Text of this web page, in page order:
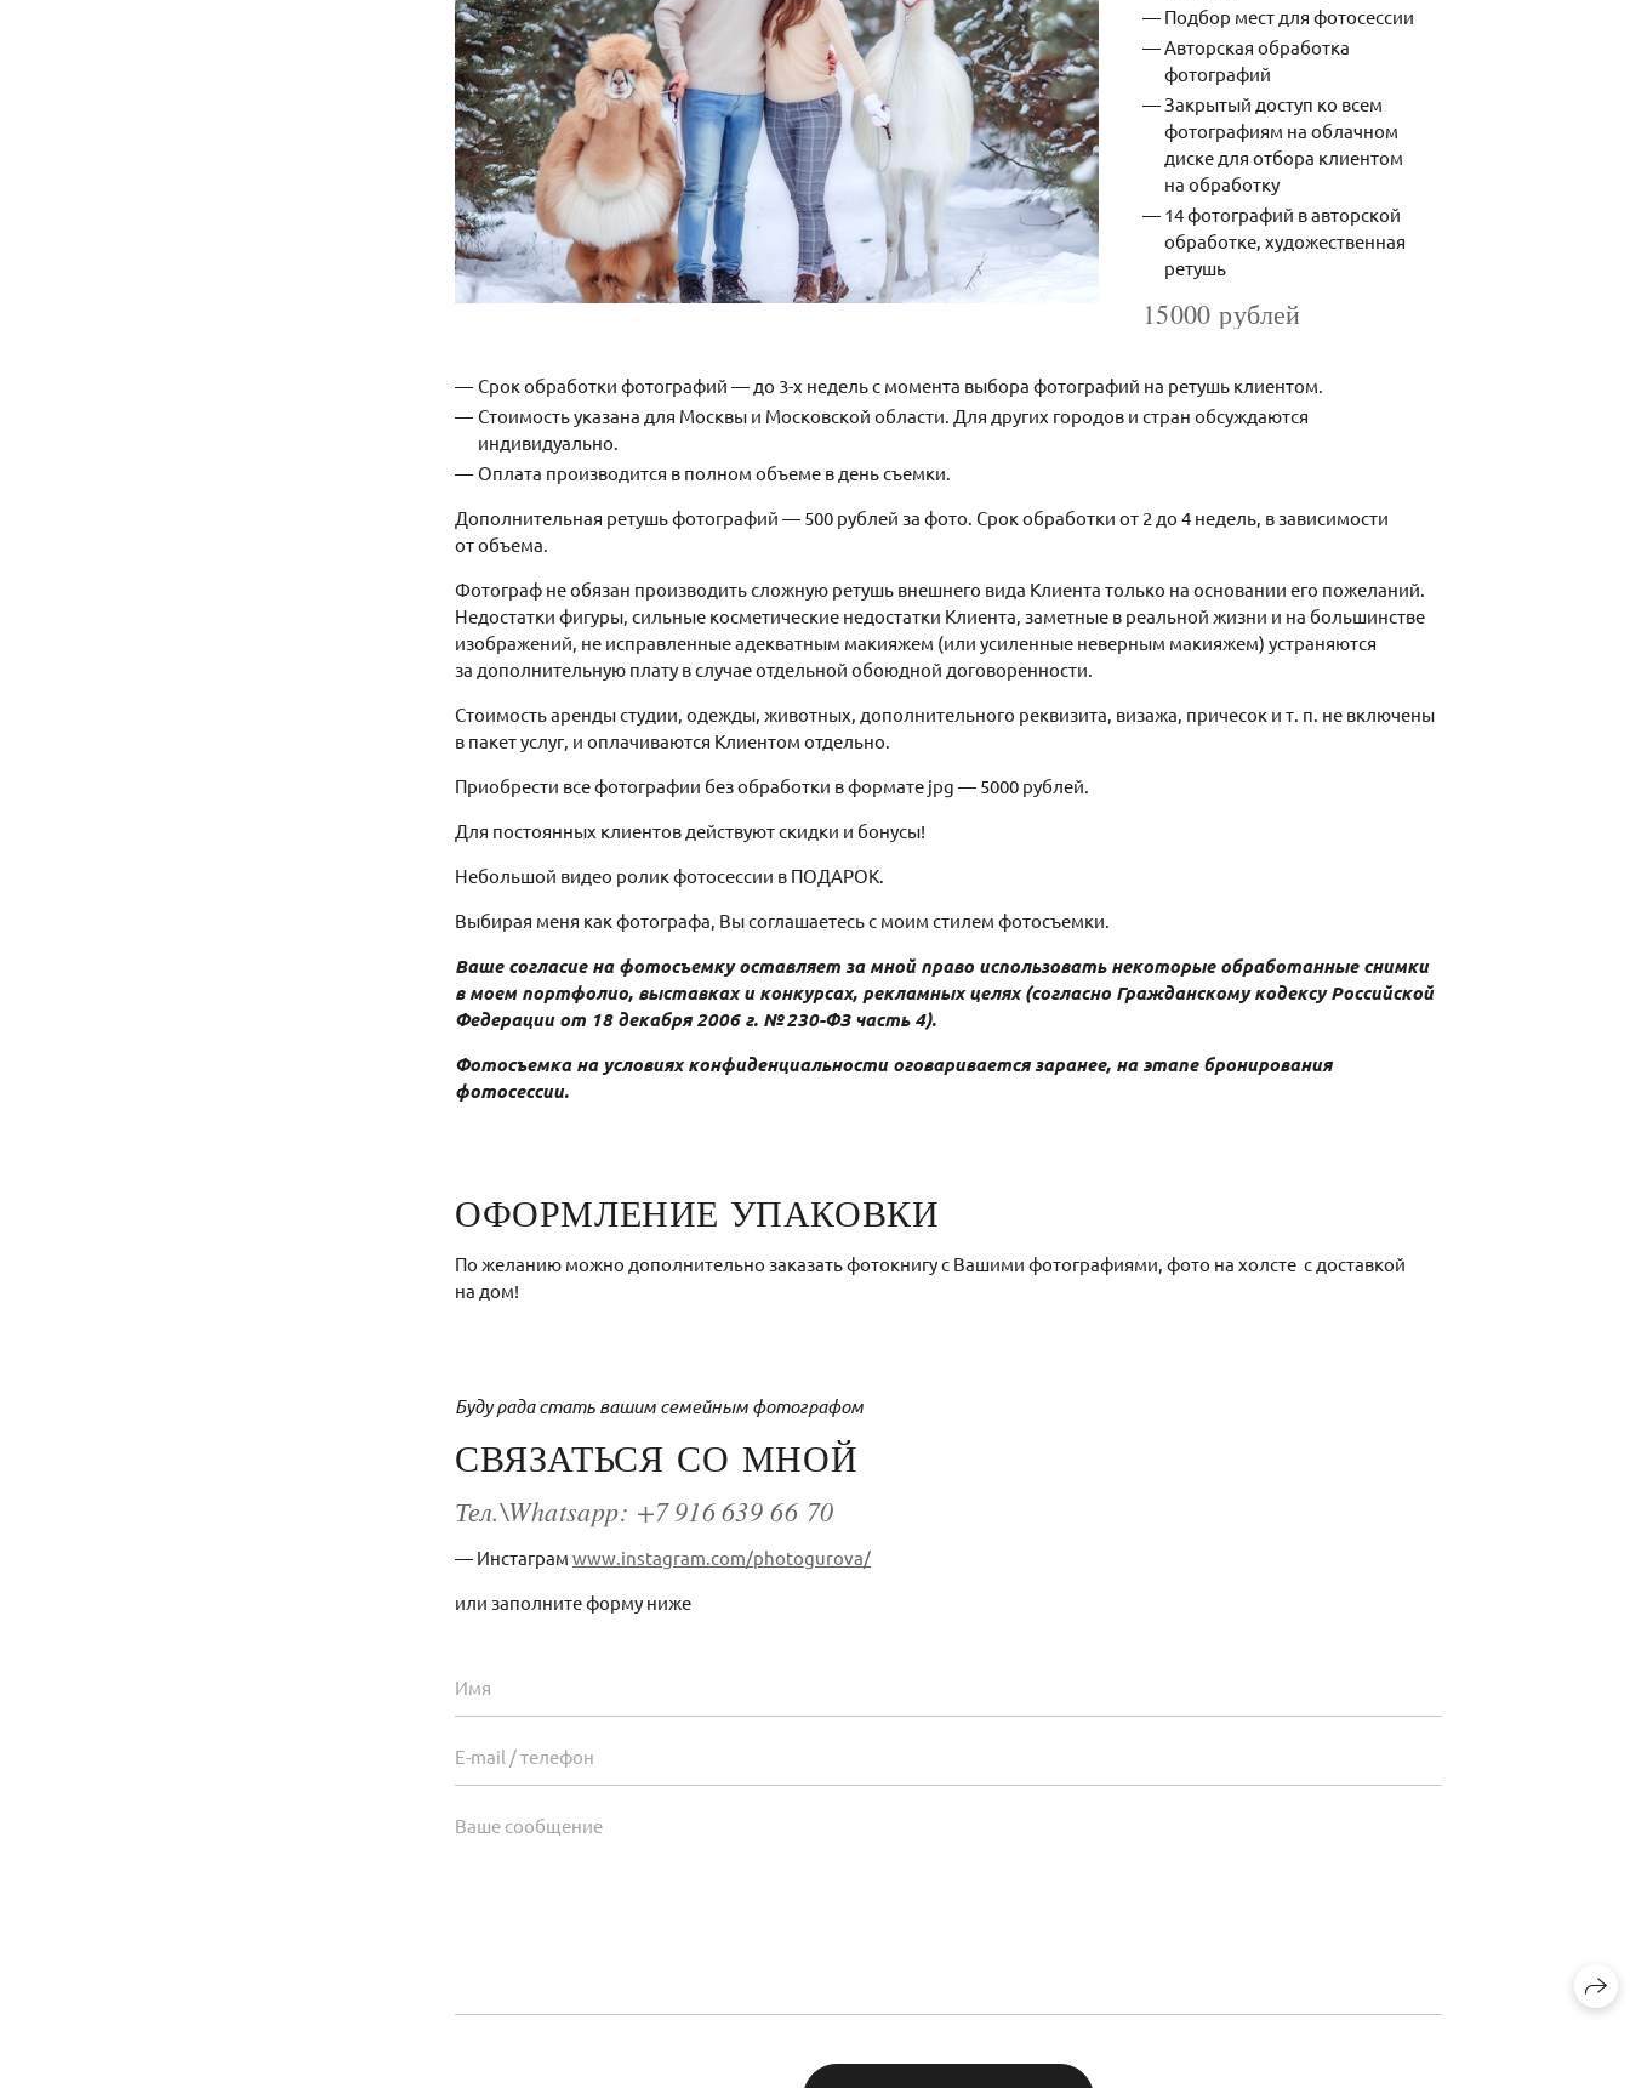
Подбор мест для фотосессии
Авторская обработка
фотографий
Закрытый доступ ко всем
фотографиям на облачном
диске для отбора клиентом
на обработку
14 фотографий в авторской
обработке, художественная
ретушь
15000 рублей
Срок обработки фотографий — до 3-х недель с момента выбора фотографий на ретушь клиентом.
Стоимость указана для Москвы и Московской области. Для других городов и стран обсуждаются
индивидуально.
Оплата производится в полном объеме в день съемки.
Дополнительная ретушь фотографий — 500 рублей за фото. Срок обработки от 2 до 4 недель, в зависимости
от объема.
Фотограф не обязан производить сложную ретушь внешнего вида Клиента только на основании его пожеланий.
Недостатки фигуры, сильные косметические недостатки Клиента, заметные в реальной жизни и на большинстве
изображений, не исправленные адекватным макияжем (или усиленные неверным макияжем) устраняются
за дополнительную плату в случае отдельной обоюдной договоренности.
Стоимость аренды студии, одежды, животных, дополнительного реквизита, визажа, причесок и т. п. не включены
в пакет услуг, и оплачиваются Клиентом отдельно.
Приобрести все фотографии без обработки в формате jpg — 5000 рублей.
Для постоянных клиентов действуют скидки и бонусы!
Небольшой видео ролик фотосессии в ПОДАРОК.
Выбирая меня как фотографа, Вы соглашаетесь с моим стилем фотосъемки.
Ваше согласие на фотосъемку оставляет за мной право использовать некоторые обработанные снимки
в моем портфолио, выставках и конкурсах, рекламных целях (согласно Гражданскому кодексу Российской
Федерации от 18 декабря 2006 г. № 230-ФЗ часть 4).
Фотосъемка на условиях конфиденциальности оговаривается заранее, на этапе бронирования
фотосессии.
ОФОРМЛЕНИЕ УПАКОВКИ
По желанию можно дополнительно заказать фотокнигу с Вашими фотографиями, фото на холсте с доставкой
на дом!
Буду рада стать вашим семейным фотографом
СВЯЗАТЬСЯ СО МНОЙ
Тел.\Whatsapp: +7 916 639 66 70
— Инстаграм www.instagram.com/photogurova/
или заполните форму ниже